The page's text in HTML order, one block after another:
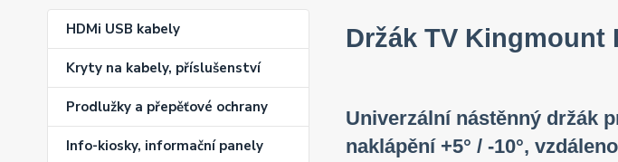
HDMi USB kabely
Kryty na kabely, příslušenství
Prodlužky a přepěťové ochrany
Info-kiosky, informační panely
Držák TV Kingmount
Univerzální nástěnný držák
naklápění +5° / -10°,